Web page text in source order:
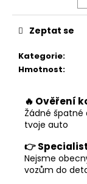
Kategorie:
Hmotnost:
Zeptat se
🔥 Ověření
Žádné špatné
tvoje auto
👉
Nejsme
vozům do